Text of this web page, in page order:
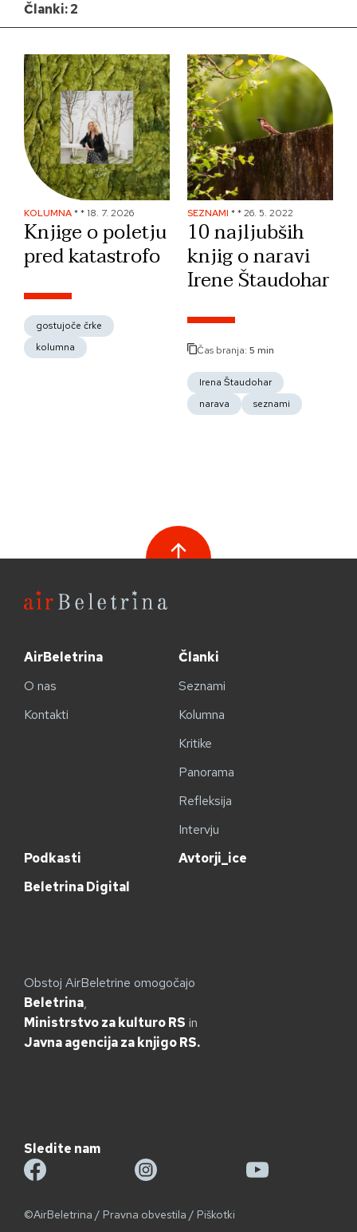
Članki: 2
KOLUMNA** 18. 7. 2026
Knjige o poletju
pred katastrofo
gostujoče črke
kolumna
SEZNAMI **26. 5. 2022
10 najljubših
knjig o naravi
Irene Štaudohar
Čas branja: 5 min
Irena Štaudohar
narava
seznami
AirBeletrina
O nas
Kontakti
Članki
Seznami
Kolumna
Kritike
Panorama
Refleksija
Intervju
Podkasti
Avtorji_ice
Beletrina Digital
Obstoj AirBeletrine omogočajo
Beletrina,
Ministrstvo za kulturo RS in
Javna agencija za knjigo RS.
Sledite nam
©AirBeletrina / Pravna obvestila / Piškotki